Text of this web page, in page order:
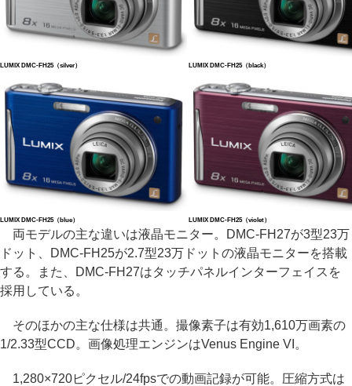
LUMIX DMC-FH25（silver） LUMIX DMC-FH25（black）
LUMIX DMC-FH25（blue） LUMIX DMC-FH25（violet）
両モデルの主な違いは液晶モニター。DMC-FH27が3型23万
ドット、DMC-FH25が2.7型23万ドットの液晶モニターを搭載
する。また、DMC-FH27はタッチパネルインターフェイスを
採用している。
そのほかの主な仕様は共通。撮像素子は有効1,610万画素の
1/2.33型CCD。画像処理エンジンはVenus Engine VI。
1,280×720ピクセル/24fpsでの動画記録が可能。圧縮方式は